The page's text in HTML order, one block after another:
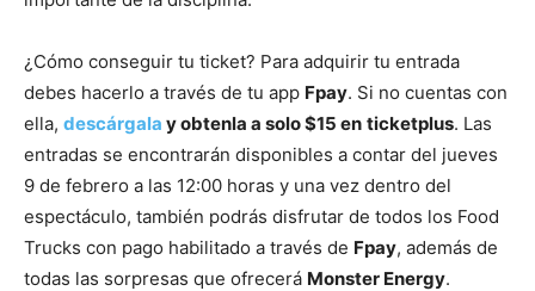
¿Cómo conseguir tu ticket? Para adquirir tu entrada
debes hacerlo a través de tu app Fpay. Si no cuentas con
ella, descárgala y obtenla a solo $15 en ticketplus. Las
entradas se encontrarán disponibles a contar del jueves
9 de febrero a las 12:00 horas y una vez dentro del
espectáculo, también podrás disfrutar de todos los Food
Trucks con pago habilitado a través de Fpay, además de
todas las sorpresas que ofrecerá Monster Energy.